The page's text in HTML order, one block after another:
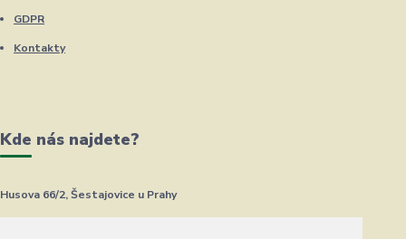
GDPR
Kontakty
Kde nás najdete?
Husova 66/2, Šestajovice u Prahy